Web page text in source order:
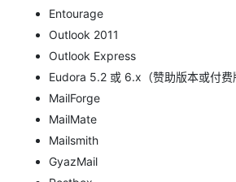
Entourage
Outlook 2011
Outlook Express
Eudora 5.2 或 6.x（赞助版本或付费
MailForge
MailMate
Mailsmith
GyazMail